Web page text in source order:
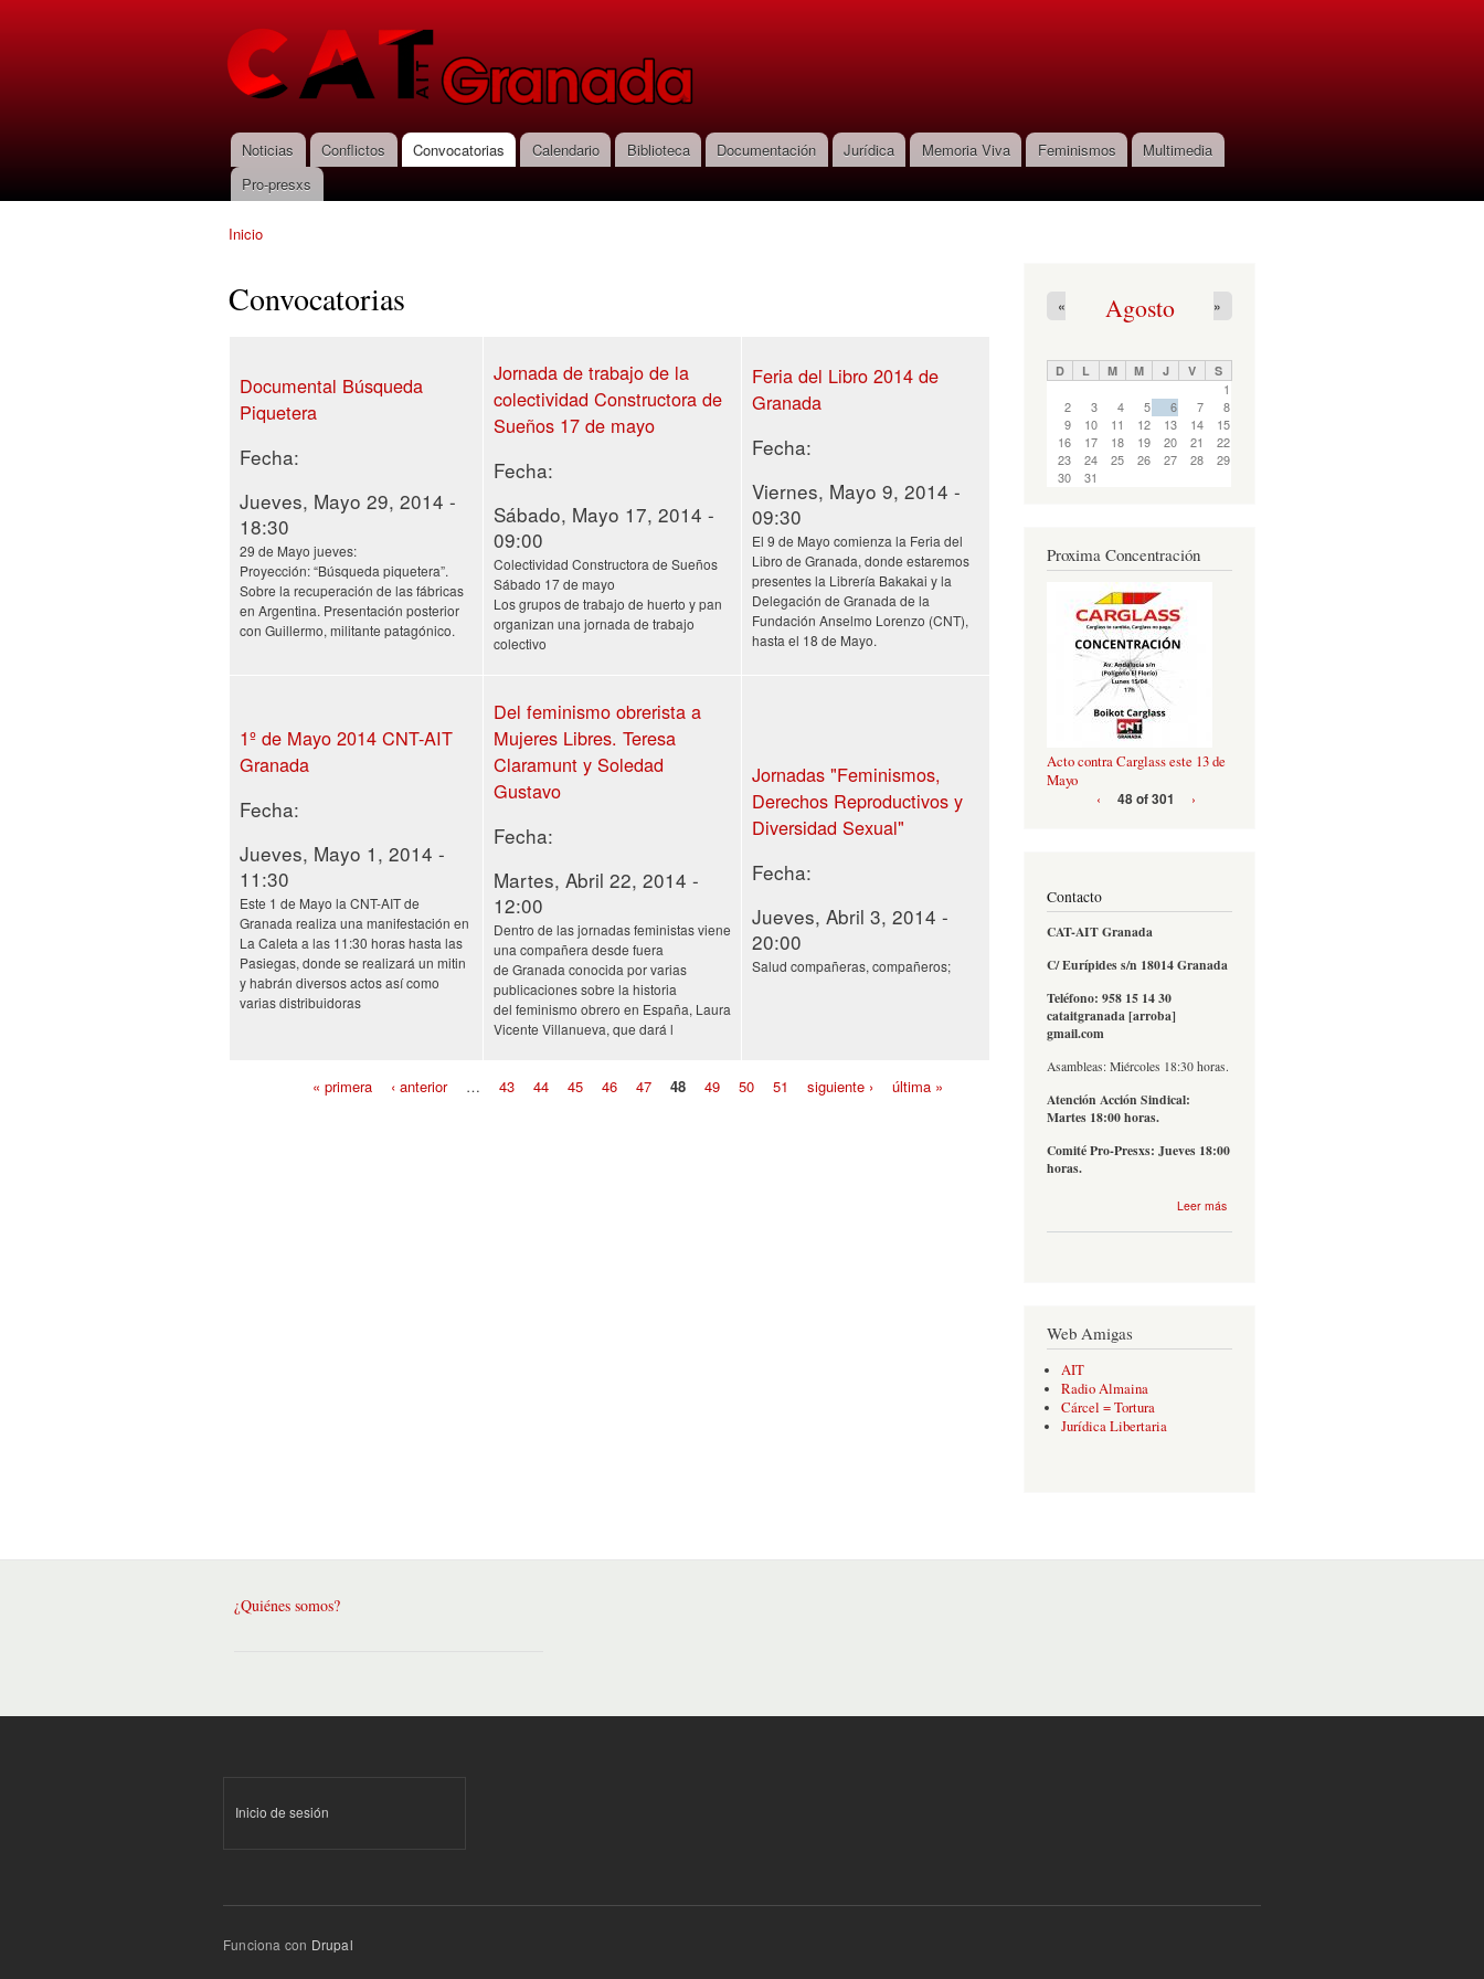
principal
CNT-AIT
Granada
Menú principal
Noticias Conflictos Convocatorias Calendario Biblioteca Documentación Jurídica Memoria Viva Feminismos
Multimedia
Pro-presxs
Inicio
Convocatorias
Documental Búsqueda
Piquetera
Fecha:
Jueves, Mayo 29, 2014 -
18:30
29 de Mayo jueves:
Proyección: “Búsqueda piquetera”.
Sobre la recuperación de las fábricas
en Argentina. Presentación posterior
con Guillermo, militante patagónico.
Jornada de trabajo de la
colectividad Constructora de
Sueños 17 de mayo
Fecha:
Sábado, Mayo 17, 2014 -
09:00
Colectividad Constructora de Sueños
Sábado 17 de mayo
Los grupos de trabajo de huerto y pan
organizan una jornada de trabajo
colectivo
Feria del Libro 2014 de
Granada
Fecha:
Viernes, Mayo 9, 2014 -
09:30
El 9 de Mayo comienza la Feria del
Libro de Granada, donde estaremos
presentes la Librería Bakakai y la
Delegación de Granada de la
Fundación Anselmo Lorenzo (CNT),
hasta el 18 de Mayo.
1º de Mayo 2014 CNT-AIT
Granada
Fecha:
Jueves, Mayo 1, 2014 -
11:30
Este 1 de Mayo la CNT-AIT de
Granada realiza una manifestación en
La Caleta a las 11:30 horas hasta las
Pasiegas, donde se realizará un mitin
y habrán diversos actos así como
varias distribuidoras
Del feminismo obrerista a
Mujeres Libres. Teresa
Claramunt y Soledad
Fecha:
Martes, Abril 22, 2014 -
12:00
Dentro de las jornadas feministas viene
una compañera desde fuera
de Granada conocida por varias
publicaciones sobre la historia
del feminismo obrero en España, Laura
Vicente Villanueva, que dará l
Jornadas "Feminismos,
Derechos Reproductivos y
Diversidad Sexual"
Fecha:
Jueves, Abril 3, 2014 -
20:00
Salud compañeras, compañeros;
« primera ‹ anterior … 43 44 45 46 47 48 49 50 51 siguiente › última »
Agosto
« »
D L M M J V S
1
2
3 4 5 6 7
8
9
10 11 12 13 14
15
16
17 18 19 20 21
22
23
24 25 26 27 28
29
30
31
Proxima Concentración
Acto contra Carglass este 13 de
Mayo
‹
48 of 301 ›
Contacto
CAT-AIT Granada
C/ Eurípides s/n 18014 Granada
Teléfono: 958 15 14 30
cataitgranada [arroba]
gmail.com
Asambleas: Miércoles 18:30 horas.
Atención Acción Sindical:
Martes 18:00 horas.
Comité Pro-Presxs: Jueves 18:00
horas.
Leer más
Web Amigas
AIT
Radio Almaina
Cárcel = Tortura
Jurídica Libertaria
¿Quiénes somos?
Inicio de sesión
Funciona con Drupal